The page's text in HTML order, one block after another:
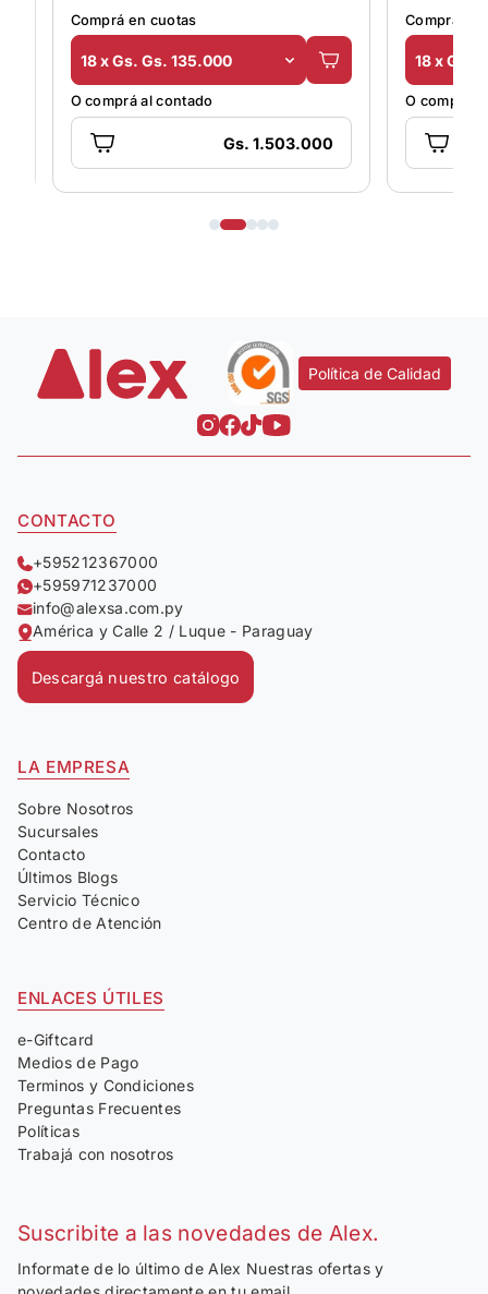
Comprá en cuotas
18 x Gs. Gs. 135.000
O comprá al contado
Gs. 1.503.000
Comprá en
18 x Gs.
O comprá
Política de Calidad
CONTACTO
+595212367000
+595971237000
info@alexsa.com.py
América y Calle 2 / Luque - Paraguay
Descargá nuestro catálogo
LA EMPRESA
Sobre Nosotros
Sucursales
Contacto
Últimos Blogs
Servicio Técnico
Centro de Atención
ENLACES ÚTILES
e-Giftcard
Medios de Pago
Terminos y Condiciones
Preguntas Frecuentes
Políticas
Trabajá con nosotros
Suscribite a las novedades de Alex.
Informate de lo último de Alex Nuestras ofertas y